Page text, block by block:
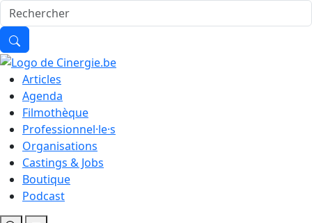
Articles
Agenda
Filmothèque
Professionnel·le·s
Organisations
Castings & Jobs
Boutique
Podcast